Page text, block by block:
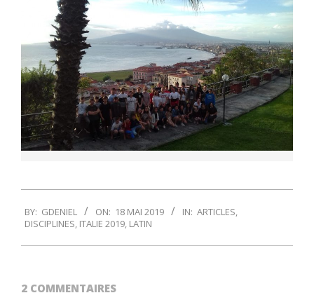
05-
BY: GDENIEL ON: 18 MAI 2019 IN: ARTICLES,
DISCIPLINES, ITALIE 2019, LATIN
2 COMMENTAIRES